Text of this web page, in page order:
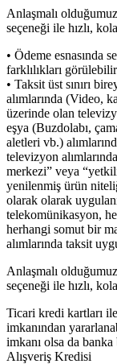
Anlaşmalı
seçeneği ile hızlı,
• Ödeme esnasında
farklılıkları
• Taksit üst sınırı
alımlarında (Video,
üzerinde olan
eşya (Buzdolabı,
aletleri vb.)
televizyon
merkezi” veya
yenilenmiş ürün
olarak olarak
telekomünikasyon,
herhangi somut bir
alımlarında taksit
Anlaşmalı
seçeneği ile hızlı,
Ticari kredi kartları
imkanından
imkanı olsa da
Alışveriş Kredisi